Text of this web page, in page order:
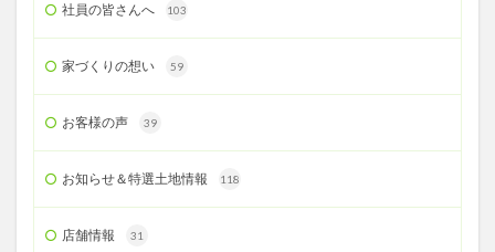
社員の皆さんへ 103
家づくりの想い 59
お客様の声 39
お知らせ＆特選土地情報 118
店舗情報 31